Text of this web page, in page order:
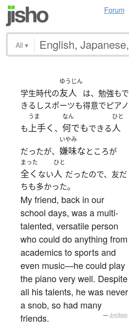
Forum
All ▾
学生時代の
ゆうじん
友人 は、勉強もで
きるしスポーツも得意でピアノ
も
うま
上手く 、
なん
何でもできる
ひと
人
だったが、
いやみ
嫌味なところが
まった
全く ない
ひと
人 だったので、友だ
ちも多かった。
My friend, back in our
school days, was a multi-
talented, versatile person
who could do anything from
academics to sports and
even music—he could play
the piano very well. Despite
all his talents, he was never
a snob, so had many
friends.
— Jreibun